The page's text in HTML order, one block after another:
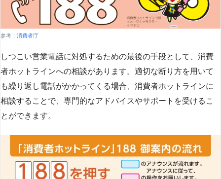
参考： 消費者庁
しつこい営業電話に対処するための最後の手段として、消費
者ホットラインへの相談があります。適切な断り方を用いて
も繰り返し電話がかかってくる場合、消費者ホットラインに
相談することで、専門的なアドバイスやサポートを受けるこ
とができます​​。